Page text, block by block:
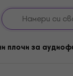
плочи за